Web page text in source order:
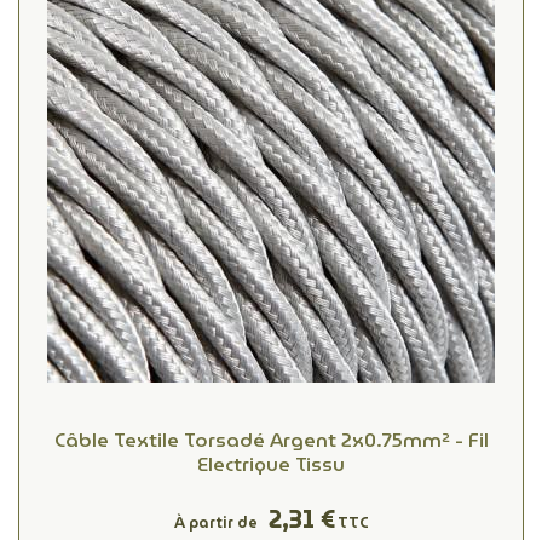
Câble Textile Torsadé Argent 2x0.75mm² - Fil
Electrique Tissu
À partir de 2,31 €TTC